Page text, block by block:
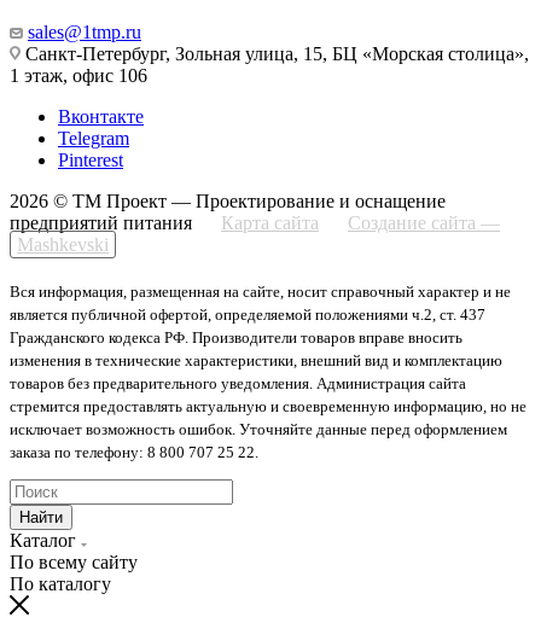
sales@1tmp.ru
Санкт-Петербург, Зольная улица, 15, БЦ «Морская столица»,
1 этаж, офис 106
Вконтакте
Telegram
Pinterest
2026 © ТМ Проект — Проектирование и оснащение
предприятий питания
Карта сайта
Создание сайта —
Mashkevski
Вся информация, размещенная на сайте, носит справочный характер и не
является публичной офертой, определяемой положениями ч.2, ст. 437
Гражданского кодекса РФ. Производители товаров вправе вносить
изменения в технические характеристики, внешний вид и комплектацию
товаров без предварительного уведомления. Администрация сайта
стремится предоставлять актуальную и своевременную информацию, но не
исключает возможность ошибок. Уточняйте данные перед оформлением
заказа по телефону: 8 800 707 25 22.
Найти
Каталог
По всему сайту
По каталогу